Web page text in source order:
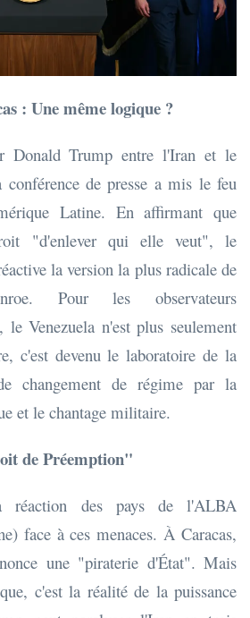
: Une même logique ?
Donald Trump entre l'Iran et le
conférence de presse a mis le feu
Latine. En affirmant que
"d'enlever qui elle veut", le
la version la plus radicale de
Pour les observateurs
, le Venezuela n'est plus seulement
c'est devenu le laboratoire de la
changement de régime par la
et le chantage militaire.
de Préemption"
réaction des pays de l'ALBA
face à ces menaces. À Caracas,
une "piraterie d'État". Mais
c'est la réalité de la puissance